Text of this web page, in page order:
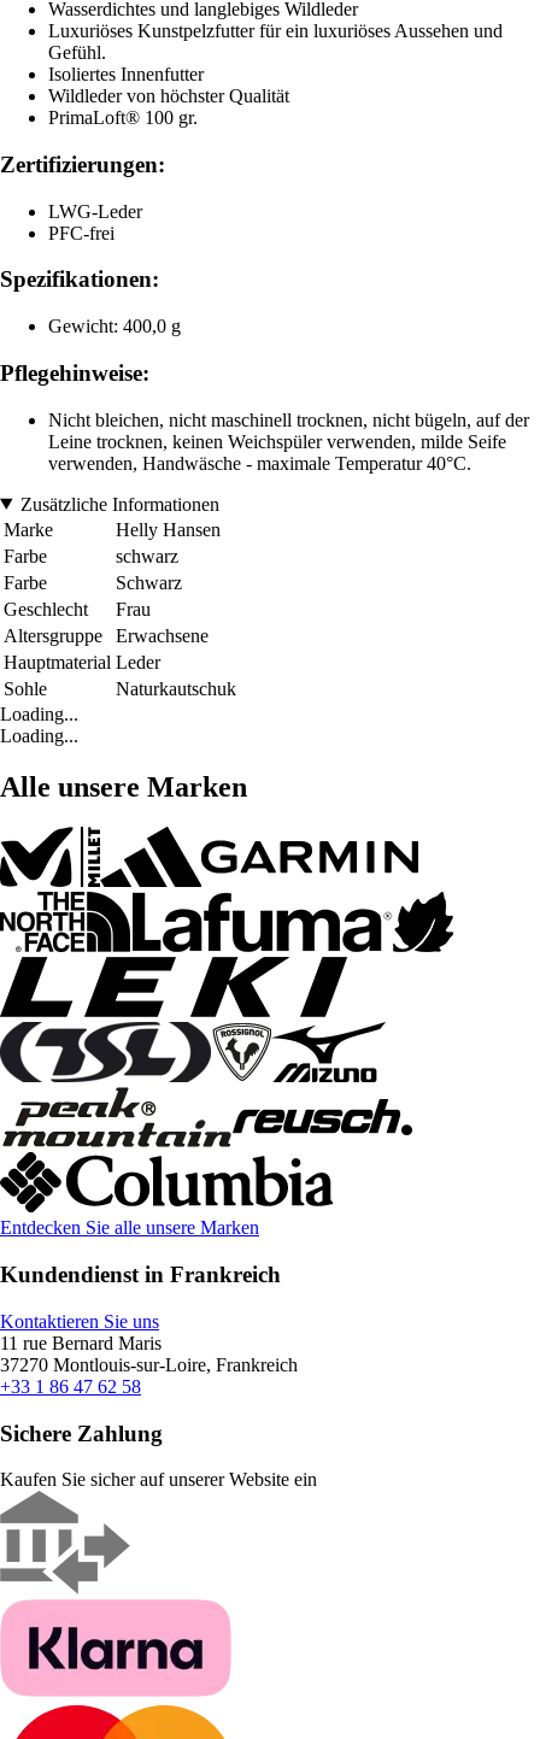
Wasserdichtes und langlebiges Wildleder
Luxuriöses Kunstpelzfutter für ein luxuriöses Aussehen und
Gefühl.
Isoliertes Innenfutter
Wildleder von höchster Qualität
PrimaLoft® 100 gr.
Zertifizierungen:
LWG-Leder
PFC-frei
Spezifikationen:
Gewicht: 400,0 g
Pflegehinweise:
Nicht bleichen, nicht maschinell trocknen, nicht bügeln, auf der
Leine trocknen, keinen Weichspüler verwenden, milde Seife
verwenden, Handwäsche - maximale Temperatur 40°C.
Zusätzliche Informationen
Marke
Helly Hansen
Farbe
schwarz
Farbe
Schwarz
Geschlecht
Frau
Altersgruppe
Erwachsene
Hauptmaterial Leder
Sohle
Naturkautschuk
Loading...
Loading...
Alle unsere Marken
Entdecken Sie alle unsere Marken
Kundendienst in Frankreich
Kontaktieren Sie uns
11 rue Bernard Maris
37270 Montlouis-sur-Loire, Frankreich
+33 1 86 47 62 58
Sichere Zahlung
Kaufen Sie sicher auf unserer Website ein